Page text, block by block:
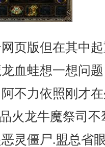
页版但在其中
血蛙想一想问
不力依照刚才
火龙牛魔祭司
灵僵尸.盟总省